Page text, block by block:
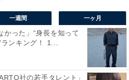
一週間 一ヶ月
かった」“身長を知って
ンキング！ 1...
社の若手タレント」